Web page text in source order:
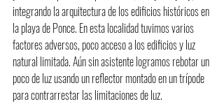
integrando la arquitectura de los edificios históricos en
la playa de Ponce. En esta localidad tuvimos varios
factores adversos, poco acceso a los edificios y luz
natural limitada. Aún sin asistente logramos rebotar un
poco de luz usando un reflector montado en un trípode
para contrarrestar las limitaciones de luz.